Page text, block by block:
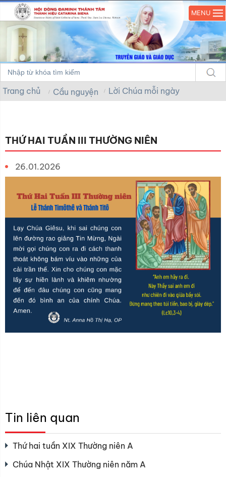
MENU
Trang chủ Cầu nguyện Lời Chúa mỗi ngày
THỨ HAI TUẦN III THƯỜNG NIÊN
26.01.2026
Tin liên quan
Thứ hai tuần XIX Thường niên A
Chúa Nhật XIX Thường niên năm A